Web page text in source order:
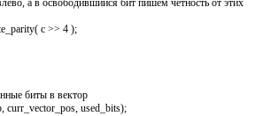
а в освободившийся бит пишем четность от этих
( c >> 4 );
биты в вектор
, curr_vector_pos, used_bits);